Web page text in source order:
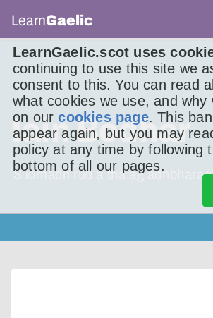
LearnGaelic.scot uses
continuing to use this site we
consent to this. You can read
what cookies we use, and why
on ourcookies page. This
appear again, but you may
policy at any time by following
bottom of all our pages.
LearnGaelic
Iain Bodhar
ʼS iomadh rud a tha ag